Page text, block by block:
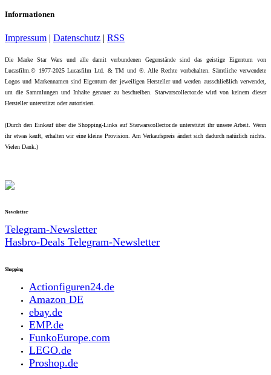
Informationen
Impressum | Datenschutz | RSS
Die Marke Star Wars und alle damit verbundenen Gegenstände sind das geistige Eigentum von
Lucasfilm.© 1977-2025 Lucasfilm Ltd. & TM und ®. Alle Rechte vorbehalten. Sämtliche verwendete
Logos und Markennamen sind Eigentum der jeweiligen Hersteller und werden ausschließlich verwendet,
um die Sammlungen und Inhalte genauer zu beschreiben. Starwarscollector.de wird von keinem dieser
Hersteller unterstützt oder autorisiert.
(Durch den Einkauf über die Shopping-Links auf Starwarscollector.de unterstützt ihr unsere Arbeit. Wenn
ihr etwas kauft, erhalten wir eine kleine Provision. Am Verkaufspreis ändert sich dadurch natürlich nichts.
Vielen Dank.)
Newsletter
Telegram-Newsletter
Hasbro-Deals Telegram-Newsletter
Shopping
Actionfiguren24.de
Amazon DE
ebay.de
EMP.de
FunkoEurope.com
LEGO.de
Proshop.de